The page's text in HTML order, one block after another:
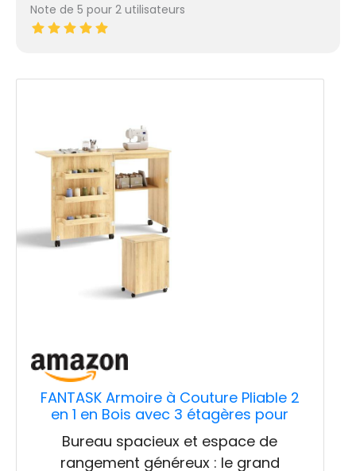
Note de 5 pour 2 utilisateurs
FANTASK Armoire à Couture Pliable 2
en 1 en Bois avec 3 étagères pour
pour Salon, Chambre à Coucher et
Bureau, Beige
Bureau spacieux et espace de
rangement généreux : le grand